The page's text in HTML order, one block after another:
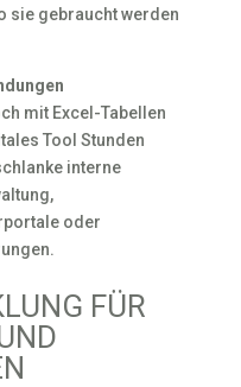
sie gebraucht werden
mit Excel-Tabellen
Tool Stunden
interne
oder
FÜR